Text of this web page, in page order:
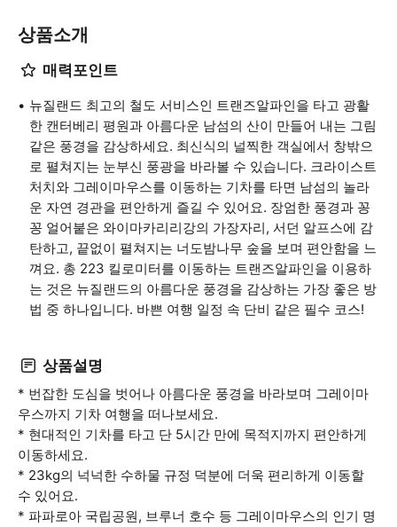
상품소개
매력포인트
뉴질랜드 최고의 철도 서비스인 트랜즈알파인을 타고 광활
한 캔터베리 평원과 아름다운 남섬의 산이 만들어 내는 그림
같은 풍경을 감상하세요. 최신식의 널찍한 객실에서 창밖으
로 펼쳐지는 눈부신 풍광을 바라볼 수 있습니다. 크라이스트
처치와 그레이마우스를 이동하는 기차를 타면 남섬의 놀라
운 자연 경관을 편안하게 즐길 수 있어요. 장엄한 풍경과 꽁
꽁 얼어붙은 와이마카리리강의 가장자리, 서던 알프스에 감
탄하고, 끝없이 펼쳐지는 너도밤나무 숲을 보며 편안함을 느
껴요. 총 223 킬로미터를 이동하는 트랜즈알파인을 이용하
는 것은 뉴질랜드의 아름다운 풍경을 감상하는 가장 좋은 방
법 중 하나입니다. 바쁜 여행 일정 속 단비 같은 필수 코스!
상품설명
* 번잡한 도심을 벗어나 아름다운 풍경을 바라보며 그레이마
우스까지 기차 여행을 떠나보세요.
* 현대적인 기차를 타고 단 5시간 만에 목적지까지 편안하게
이동하세요.
* 23kg의 넉넉한 수하물 규정 덕분에 더욱 편리하게 이동할
수 있어요.
* 파파로아 국립공원, 브루너 호수 등 그레이마우스의 인기 명